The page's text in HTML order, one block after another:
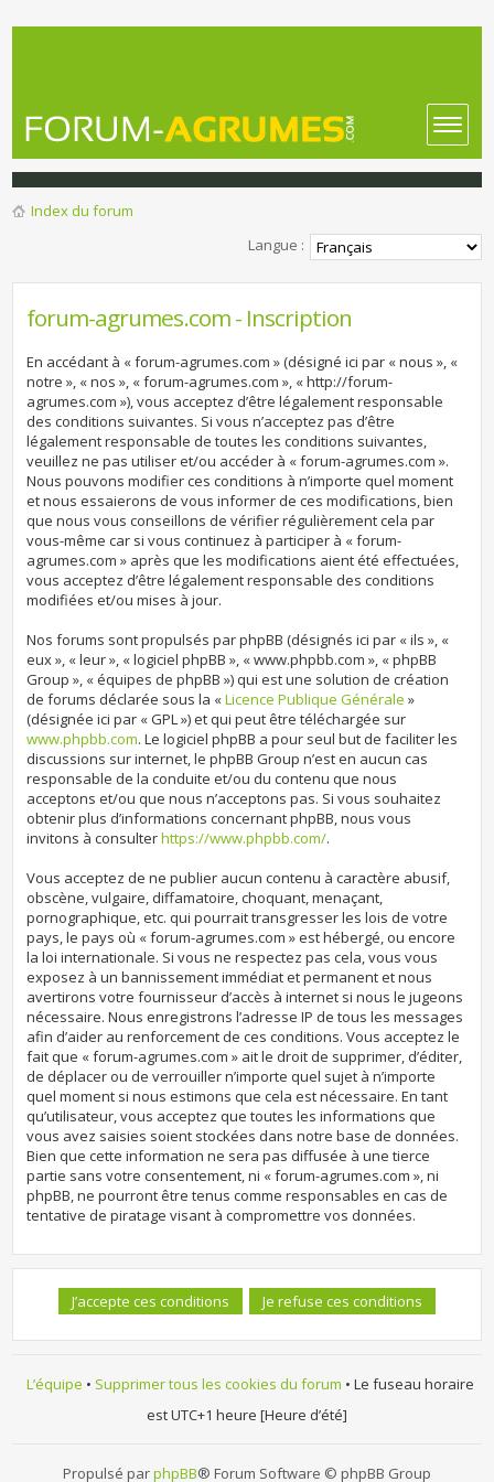
Index du forum
Langue :
forum-agrumes.com - Inscription
En accédant à « forum-agrumes.com » (désigné ici par « nous », «
notre », « nos », « forum-agrumes.com », « http://forum-
agrumes.com »), vous acceptez d’être légalement responsable
des conditions suivantes. Si vous n’acceptez pas d’être
légalement responsable de toutes les conditions suivantes,
veuillez ne pas utiliser et/ou accéder à « forum-agrumes.com ».
Nous pouvons modifier ces conditions à n’importe quel moment
et nous essaierons de vous informer de ces modifications, bien
que nous vous conseillons de vérifier régulièrement cela par
vous-même car si vous continuez à participer à « forum-
agrumes.com » après que les modifications aient été effectuées,
vous acceptez d’être légalement responsable des conditions
modifiées et/ou mises à jour.
Nos forums sont propulsés par phpBB (désignés ici par « ils », «
eux », « leur », « logiciel phpBB », « www.phpbb.com », « phpBB
Group », « équipes de phpBB ») qui est une solution de création
de forums déclarée sous la «Licence Publique Générale »
(désignée ici par « GPL ») et qui peut être téléchargée sur
www.phpbb.com. Le logiciel phpBB a pour seul but de faciliter les
discussions sur internet, le phpBB Group n’est en aucun cas
responsable de la conduite et/ou du contenu que nous
acceptons et/ou que nous n’acceptons pas. Si vous souhaitez
obtenir plus d’informations concernant phpBB, nous vous
invitons à consulterhttps://www.phpbb.com/.
Vous acceptez de ne publier aucun contenu à caractère abusif,
obscène, vulgaire, diffamatoire, choquant, menaçant,
pornographique, etc. qui pourrait transgresser les lois de votre
pays, le pays où « forum-agrumes.com » est hébergé, ou encore
la loi internationale. Si vous ne respectez pas cela, vous vous
exposez à un bannissement immédiat et permanent et nous
avertirons votre fournisseur d’accès à internet si nous le jugeons
nécessaire. Nous enregistrons l’adresse IP de tous les messages
afin d’aider au renforcement de ces conditions. Vous acceptez le
fait que « forum-agrumes.com » ait le droit de supprimer, d’éditer,
de déplacer ou de verrouiller n’importe quel sujet à n’importe
quel moment si nous estimons que cela est nécessaire. En tant
qu’utilisateur, vous acceptez que toutes les informations que
vous avez saisies soient stockées dans notre base de données.
Bien que cette information ne sera pas diffusée à une tierce
partie sans votre consentement, ni « forum-agrumes.com », ni
phpBB, ne pourront être tenus comme responsables en cas de
tentative de piratage visant à compromettre vos données.
L’équipe • Supprimer tous les cookies du forum • Le fuseau horaire
est UTC+1 heure [Heure d’été]
Propulsé parphpBB® Forum Software © phpBB Group